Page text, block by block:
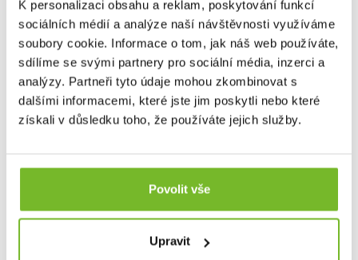
K personalizaci obsahu a reklam, poskytování funkcí
sociálních médií a analýze naší návštěvnosti využíváme
soubory cookie. Informace o tom, jak náš web používáte,
sdílíme se svými partnery pro sociální média, inzerci a
analýzy. Partneři tyto údaje mohou zkombinovat s
dalšími informacemi, které jste jim poskytli nebo které
získali v důsledku toho, že používáte jejich služby.
Povolit vše
Upravit
ZNAČKA LEATHERMAN
Kompatibilita
Dotaz